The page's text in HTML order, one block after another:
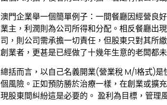
澳門企業舉一個簡單例子：一間餐廳因經營良
業主，利潤則為公司所得和分配。相反餐廳出
司，則公司需承擔一切責任，但股東只對其所
創業者，更甚是已經做了十幾年生意的老闆都
總括而言，以自己名義開業(營業稅 M/1格式)
個風險。正如預防勝於治療一樣，在創業或擴
現股東間糾紛這是必要的。 盈利為目標，管理